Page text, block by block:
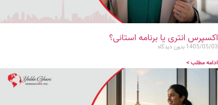
اکسپرس انتری یا برنامه استانی؟
1405/05/03 بدون دیدگاه
ادامه مطلب >